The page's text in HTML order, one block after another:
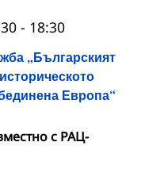
„Българският
Европа“
- 18:30
с РАЦ-